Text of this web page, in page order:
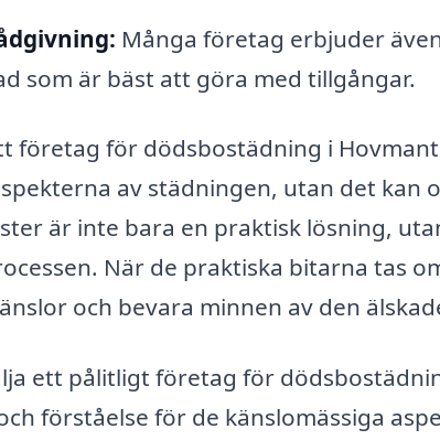
Många företag erbjuder
som är bäst att göra med tillgångar.
företag för dödsbostädning i
av städningen, utan det kan
är inte bara en praktisk lösning,
När de praktiska bitarna tas
och bevara minnen av den
ett pålitligt företag för
förståelse för de känslomässiga